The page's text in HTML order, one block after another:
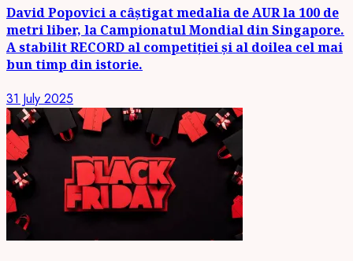
David Popovici a câștigat medalia de AUR la 100 de
metri liber, la Campionatul Mondial din Singapore.
A stabilit RECORD al competiției și al doilea cel mai
bun timp din istorie.
31 July 2025